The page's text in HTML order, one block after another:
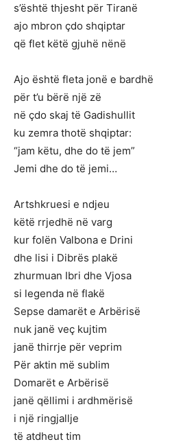
s’është thjesht për Tiranë
ajo mbron çdo shqiptar
që flet këtë gjuhë nënë
Ajo është fleta jonë e bardhë
për t’u bërë një zë
në çdo skaj të Gadishullit
ku zemra thotë shqiptar:
“jam këtu, dhe do të jem”
Jemi dhe do të jemi…
Artshkruesi e ndjeu
këtë rrjedhë në varg
kur folën Valbona e Drini
dhe lisi i Dibrës plakë
zhurmuan Ibri dhe Vjosa
si legenda në flakë
Sepse damarët e Arbërisë
nuk janë veç kujtim
janë thirrje për veprim
Për aktin më sublim
Domarët e Arbërisë
janë qëllimi i ardhmërisë
i një ringjallje
të atdheut tim